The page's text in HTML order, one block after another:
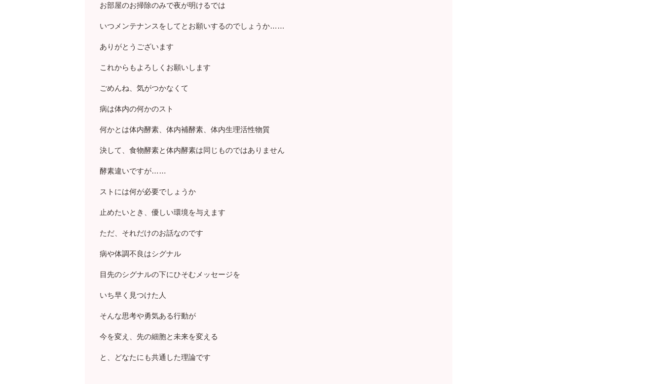
お部屋のお掃除のみで夜が明けるでは
いつメンテナンスをしてとお願いするのでしょうか……
ありがとうございます
これからもよろしくお願いします
ごめんね、気がつかなくて
病は体内の何かのスト
何かとは体内酵素、体内補酵素、体内生理活性物質
決して、食物酵素と体内酵素は同じものではありません
酵素違いですが……
ストには何が必要でしょうか
止めたいとき、優しい環境を与えます
ただ、それだけのお話なのです
病や体調不良はシグナル
目先のシグナルの下にひそむメッセージを
いち早く見つけた人
そんな思考や勇気ある行動が
今を変え、先の細胞と未来を変える
と、どなたにも共通した理論です